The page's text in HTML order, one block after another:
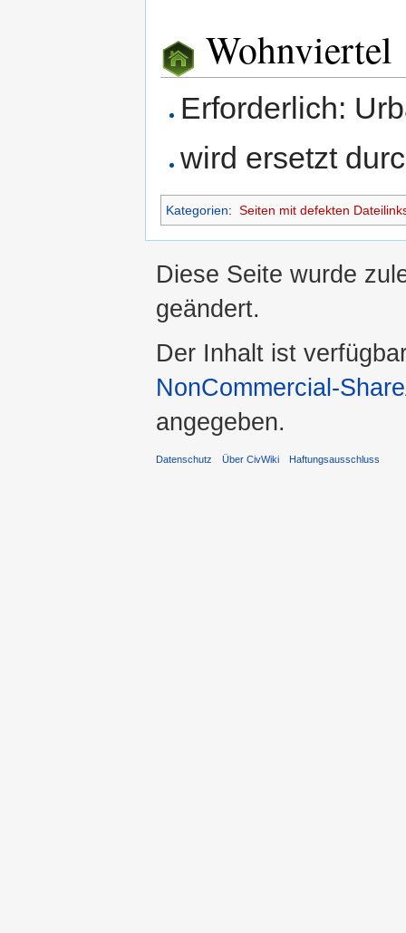
Wohnviertel
Erforderlich:
wird ersetzt
Kategorien: Seiten mit defekten
Diese Seite wurde
geändert.
Der Inhalt ist
NonCommercial-
angegeben.
Datenschutz Über CivWiki Haftungsausschluss